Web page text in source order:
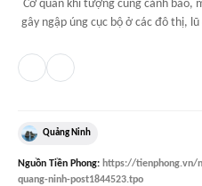
Cơ quan khí tượng cũng cảnh báo,
gây ngập úng cục bộ ở các đô thị,
Quảng Ninh
Nguồn Tiền Phong: https://tienphong.vn/
quang-ninh-post1844523.tpo